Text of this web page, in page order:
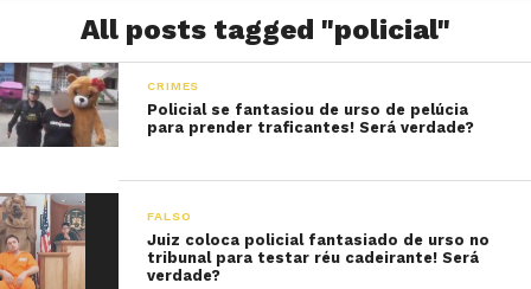
All posts tagged "policial"
CRIMES
Policial se fantasiou de urso de pelúcia
para prender traficantes! Será verdade?
FALSO
Juiz coloca policial fantasiado de urso no
tribunal para testar réu cadeirante! Será
verdade?